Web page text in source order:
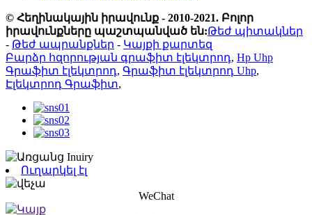
© Հեղինակային իրավունք - 2010-2021. Բոլոր
իրավունքները պաշտպանված են:Թեժ պիտակներ
- Թեժ ապրանքներ - Կայքի քարտեզ
Բարձր հզորության գրաֆիտ էլեկտրոդ, Hp Uhp
Գրաֆիտ էլեկտրոդ, Գրաֆիտ էլեկտրոդ Uhp,
Էլեկտրոդ Գրաֆիտ,
Ուղարկել էլ
WeChat